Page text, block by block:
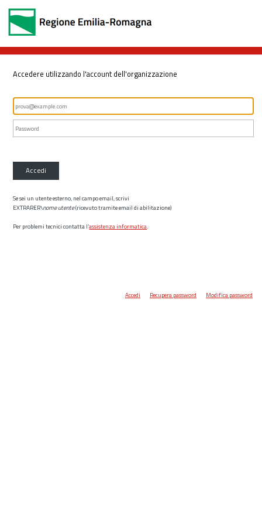
Accedere utilizzando l'account dell'organizzazione
Accedi
Se sei un utente esterno, nel campo email, scrivi
EXTRARER\nome utente(ricevuto tramite email di abilitazione)
Per problemi tecnici contatta l’assistenza informatica.
Accedi Recupera password Modifica password